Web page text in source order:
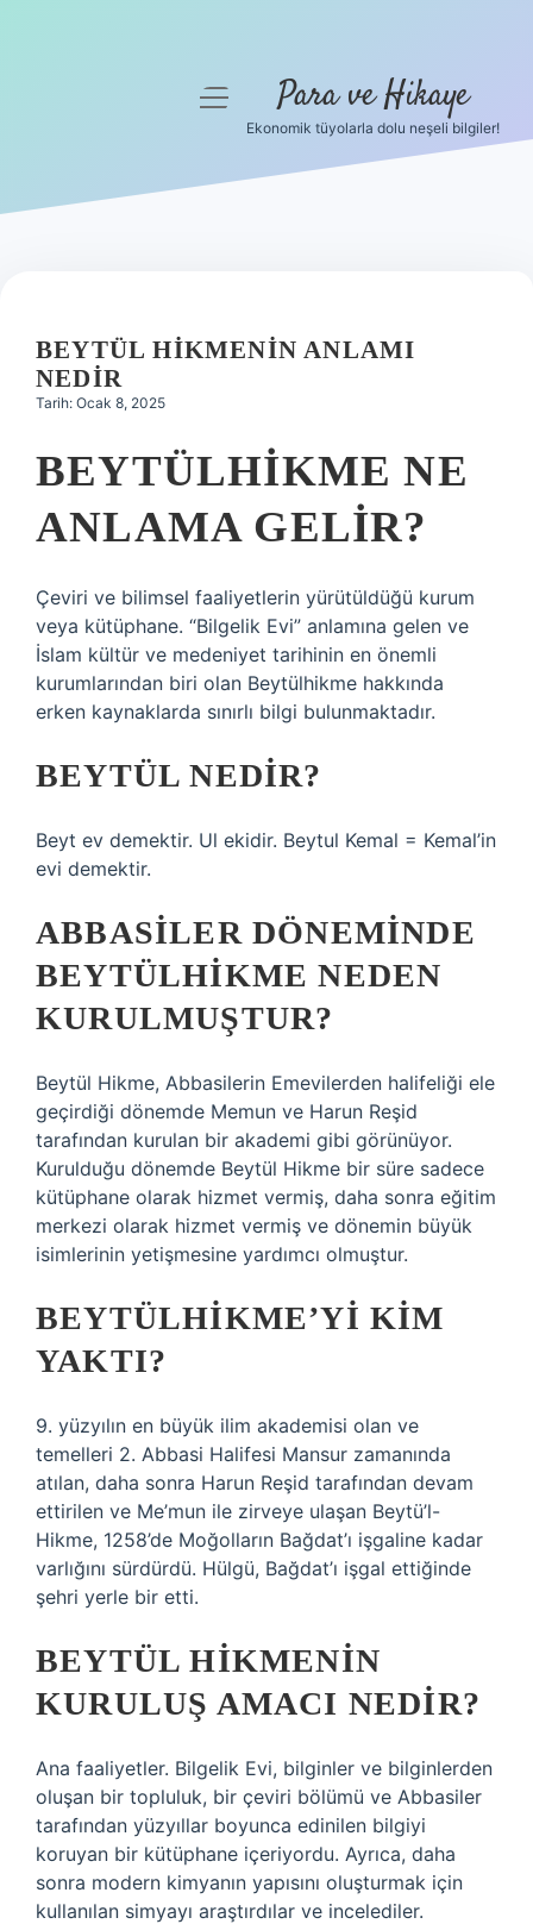
Hakkımızda
menüyü
Para ve Hikaye
Ekonomik tüyolarla dolu neşeli bilgiler!
BEYTÜL HIKMENIN ANLAMI
NEDIR
Tarih: Ocak 8, 2025
BEYTÜLHIKME NE
ANLAMA GELIR?
Çeviri ve bilimsel faaliyetlerin yürütüldüğü kurum
veya kütüphane. “Bilgelik Evi” anlamına gelen ve
İslam kültür ve medeniyet tarihinin en önemli
kurumlarından biri olan Beytülhikme hakkında
erken kaynaklarda sınırlı bilgi bulunmaktadır.
BEYTÜL NEDIR?
Beyt ev demektir. Ul ekidir. Beytul Kemal = Kemal’in
evi demektir.
ABBASILER DÖNEMINDE
BEYTÜLHIKME NEDEN
KURULMUŞTUR?
Beytül Hikme, Abbasilerin Emevilerden halifeliği ele
geçirdiği dönemde Memun ve Harun Reşid
tarafından kurulan bir akademi gibi görünüyor.
Kurulduğu dönemde Beytül Hikme bir süre sadece
kütüphane olarak hizmet vermiş, daha sonra eğitim
merkezi olarak hizmet vermiş ve dönemin büyük
isimlerinin yetişmesine yardımcı olmuştur.
BEYTÜLHIKME’YI KIM
YAKTI?
9. yüzyılın en büyük ilim akademisi olan ve
temelleri 2. Abbasi Halifesi Mansur zamanında
atılan, daha sonra Harun Reşid tarafından devam
ettirilen ve Me’mun ile zirveye ulaşan Beytü’l-
Hikme, 1258’de Moğolların Bağdat’ı işgaline kadar
varlığını sürdürdü. Hülgü, Bağdat’ı işgal ettiğinde
şehri yerle bir etti.
BEYTÜL HIKMENIN
KURULUŞ AMACI NEDIR?
Ana faaliyetler. Bilgelik Evi, bilginler ve bilginlerden
oluşan bir topluluk, bir çeviri bölümü ve Abbasiler
tarafından yüzyıllar boyunca edinilen bilgiyi
koruyan bir kütüphane içeriyordu. Ayrıca, daha
sonra modern kimyanın yapısını oluşturmak için
kullanılan simyayı araştırdılar ve incelediler.